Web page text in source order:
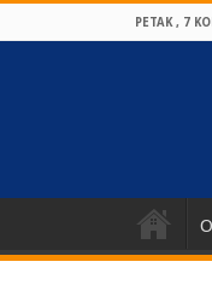
PETAK , 7